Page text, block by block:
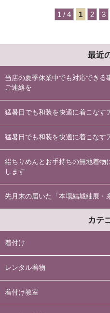
1 / 4 1 2 3
最近
当店の夏季休業中でも対応できる
ご連絡を
猛暑日でも和装を快適に着こなす
猛暑日でも和装を快適に着こなす
絽ちりめんとお手持ちの無地着物
します
先月末の届いた「本場結城紬展・
カテ
着付け
レンタル着物
着付け教室